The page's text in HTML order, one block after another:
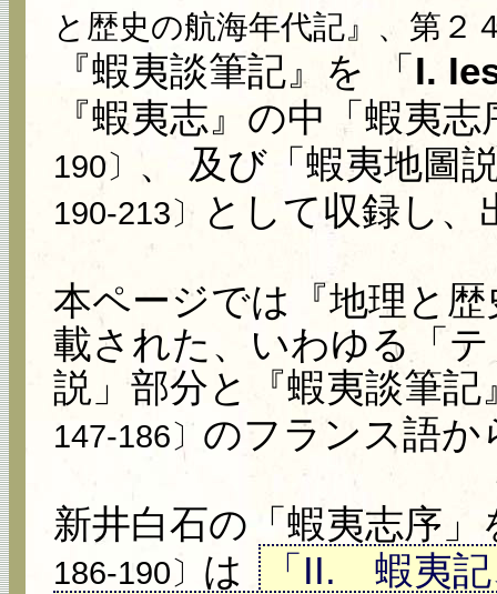
と歴史の航海年代記』、第２
『蝦夷談筆記』を 「 I.
『蝦夷志』の中「蝦夷
190〕 、 及び「蝦夷地圖
190-213〕 として収録し、
本ページでは『地理と
載された、いわゆる「
説」部分と『蝦夷談筆
147-186〕 のフランス語か
新井白石の「蝦夷志序
186-190〕 は
「II. 蝦夷